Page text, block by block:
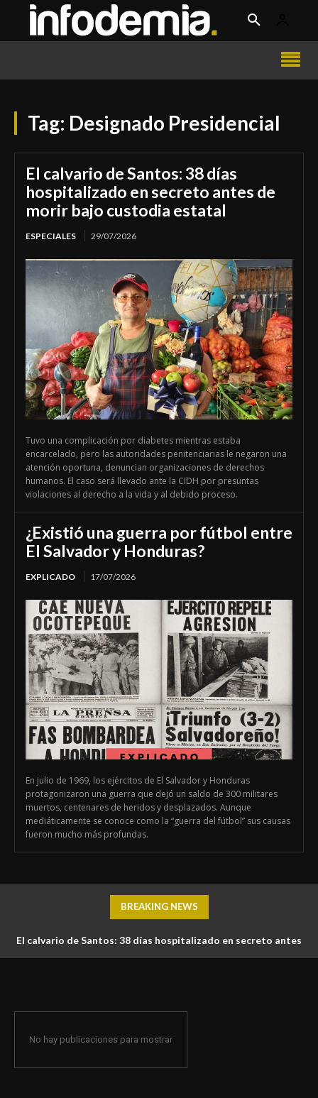
Tag: Designado Presidencial
El calvario de Santos: 38 días
hospitalizado en secreto antes de
morir bajo custodia estatal
ESPECIALES 29/07/2026
Tuvo una complicación por diabetes mientras estaba
encarcelado, pero las autoridades penitenciarias le negaron una
atención oportuna, denuncian organizaciones de derechos
humanos. El caso será llevado ante la CIDH por presuntas
violaciones al derecho a la vida y al debido proceso.
¿Existió una guerra por fútbol entre
El Salvador y Honduras?
EXPLICADO 17/07/2026
En julio de 1969, los ejércitos de El Salvador y Honduras
protagonizaron una guerra que dejó un saldo de 300 militares
muertos, centenares de heridos y desplazados. Aunque
mediáticamente se conoce como la “guerra del fútbol” sus causas
fueron mucho más profundas.
BREAKING NEWS
El calvario de Santos: 38 días hospitalizado en secreto antes
No hay publicaciones para mostrar